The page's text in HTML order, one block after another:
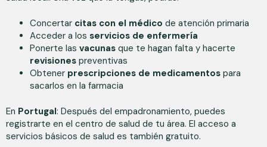
Concertar citas con el médico de atención primaria
Acceder a los servicios de enfermería
Ponerte las vacunas que te hagan falta y hacerte
revisiones preventivas
Obtener prescripciones de medicamentos para
sacarlos en la farmacia
En Portugal: Después del empadronamiento, puedes
registrarte en el centro de salud de tu área. El acceso a
servicios básicos de salud es también gratuito.